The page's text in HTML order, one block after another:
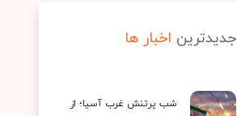
جدیدترین اخبار ها
شب پرتنش غرب آسیا؛ از